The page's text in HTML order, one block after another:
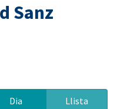
Sanz
Dia Llista